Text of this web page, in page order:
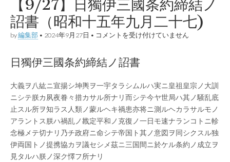
（防
共新
聞）
電子
版
和八
年創
刊
皇道
実
攘夷
戦闘
【9/27】日獨伊三國条約締結ノ
詔書（昭和十五年九月二十七)
by編集部 • 2024年9月27日 • 【9/27】
伊
三
条
締
結
ノ
詔
書
（昭
和
十
コメントを受け付けていません
日獨伊三國条約締結ノ詔書
大義ヲ八紘ニ宣揚シ坤輿ヲ一宇タラシムルハ実ニ皇祖皇宗ノ大訓
ニシテ朕カ夙夜眷々措カサル所ナリ而シテ今ヤ世局ハ其ノ騒乱底
止スル所ヲ知ラス人類ノ蒙ルヘキ禍患亦将ニ測ルヘカラサルモノ
アラントス朕ハ禍乱ノ戡定平和ノ克復ノ一日モ速ナランコトニ軫
念極メテ切ナリ乃チ政府ニ命シテ帝国ト其ノ意図ヲ同シクスル独
伊両国トノ提携協カヲ議セシメ茲ニ三国間ニ於ケル条約ノ成立ヲ
見タルハ朕ノ深ク懌フ所ナリ